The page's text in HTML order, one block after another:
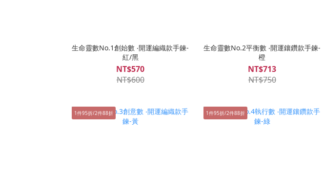
生命靈數No.1創始數 ‧開運編織款手鍊-
紅/黑
NT$570
NT$600
生命靈數No.2平衡數 ‧開運鑲鑽款手鍊-
橙
NT$713
NT$750
1件95折/2件88折 1件95折/2件88折